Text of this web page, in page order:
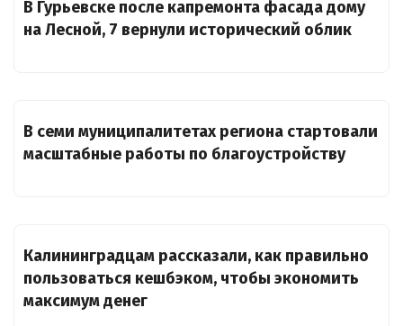
В Гурьевске после капремонта фасада дому
на Лесной, 7 вернули исторический облик
В семи муниципалитетах региона стартовали
масштабные работы по благоустройству
Калининградцам рассказали, как правильно
пользоваться кешбэком, чтобы экономить
максимум денег